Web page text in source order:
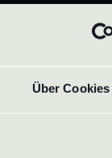
Über Cookies